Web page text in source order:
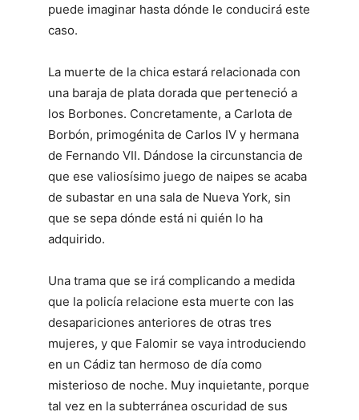
puede imaginar hasta dónde le conducirá este
caso.
La muerte de la chica estará relacionada con
una baraja de plata dorada que perteneció a
los Borbones. Concretamente, a Carlota de
Borbón, primogénita de Carlos IV y hermana
de Fernando VII. Dándose la circunstancia de
que ese valiosísimo juego de naipes se acaba
de subastar en una sala de Nueva York, sin
que se sepa dónde está ni quién lo ha
adquirido.
Una trama que se irá complicando a medida
que la policía relacione esta muerte con las
desapariciones anteriores de otras tres
mujeres, y que Falomir se vaya introduciendo
en un Cádiz tan hermoso de día como
misterioso de noche. Muy inquietante, porque
tal vez en la subterránea oscuridad de sus